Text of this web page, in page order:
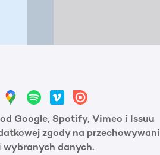
Google, Spotify, Vimeo i Issuu
zgody na
wybranych danych.